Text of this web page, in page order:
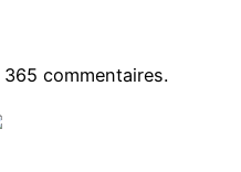
365 commentaires.